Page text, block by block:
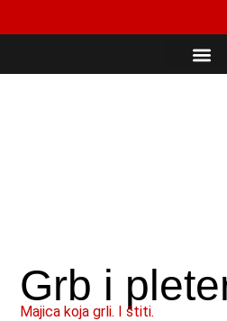
Grb i
Majica koja grli. I štiti.